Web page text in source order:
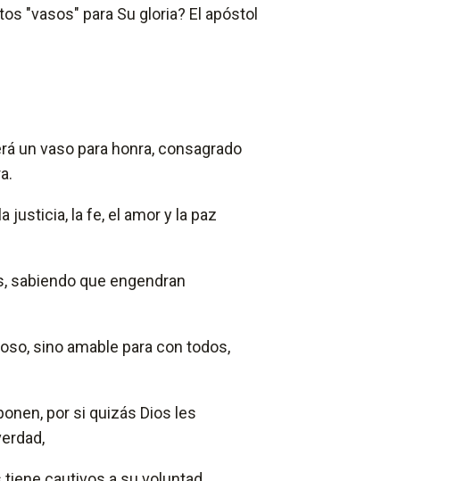
"vasos" para Su gloria? El apóstol
un vaso para honra, consagrado
justicia, la fe, el amor y la paz
sabiendo que engendran
sino amable para con todos,
por si quizás Dios les